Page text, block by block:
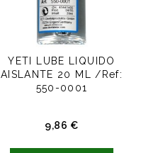
YETI LUBE LIQUIDO
AISLANTE 20 ML /Ref:
550-0001
9,86 €Precio